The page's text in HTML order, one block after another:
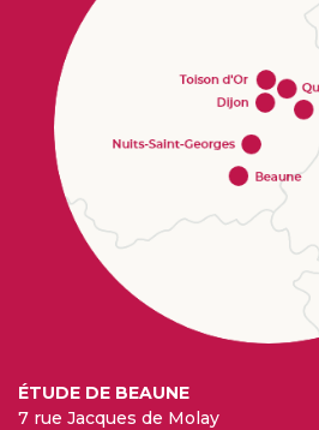
ÉTUDE DE BEAUNE
7 rue Jacques de Molay